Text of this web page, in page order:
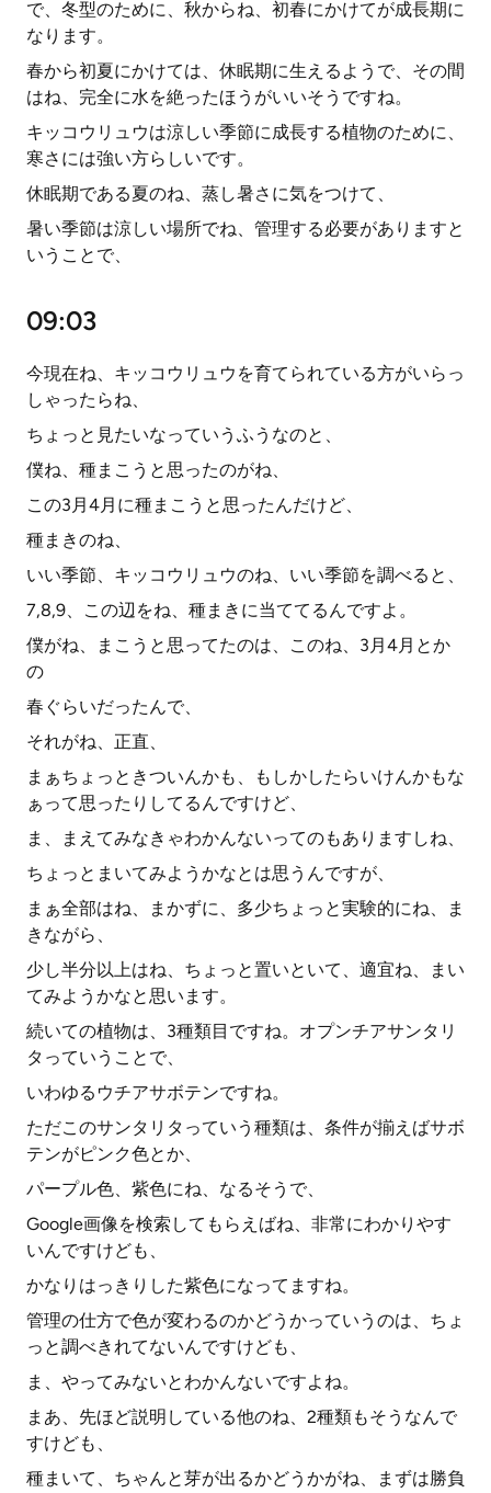
で、冬型のために、秋からね、初春にかけてが成長期に
なります。
春から初夏にかけては、休眠期に生えるようで、その間
はね、完全に水を絶ったほうがいいそうですね。
キッコウリュウは涼しい季節に成長する植物のために、
寒さには強い方らしいです。
休眠期である夏のね、蒸し暑さに気をつけて、
暑い季節は涼しい場所でね、管理する必要がありますと
いうことで、
09:03
今現在ね、キッコウリュウを育てられている方がいらっ
しゃったらね、
ちょっと見たいなっていうふうなのと、
僕ね、種まこうと思ったのがね、
この3月4月に種まこうと思ったんだけど、
種まきのね、
いい季節、キッコウリュウのね、いい季節を調べると、
7,8,9、この辺をね、種まきに当ててるんですよ。
僕がね、まこうと思ってたのは、このね、3月4月とか
の
春ぐらいだったんで、
それがね、正直、
まぁちょっときついんかも、もしかしたらいけんかもな
ぁって思ったりしてるんですけど、
ま、まえてみなきゃわかんないってのもありますしね、
ちょっとまいてみようかなとは思うんですが、
まぁ全部はね、まかずに、多少ちょっと実験的にね、ま
きながら、
少し半分以上はね、ちょっと置いといて、適宜ね、まい
てみようかなと思います。
続いての植物は、3種類目ですね。オプンチアサンタリ
タっていうことで、
いわゆるウチアサボテンですね。
ただこのサンタリタっていう種類は、条件が揃えばサボ
テンがピンク色とか、
パープル色、紫色にね、なるそうで、
Google画像を検索してもらえばね、非常にわかりやす
いんですけども、
かなりはっきりした紫色になってますね。
管理の仕方で色が変わるのかどうかっていうのは、ちょ
っと調べきれてないんですけども、
ま、やってみないとわかんないですよね。
まあ、先ほど説明している他のね、2種類もそうなんで
すけども、
種まいて、ちゃんと芽が出るかどうかがね、まずは勝負